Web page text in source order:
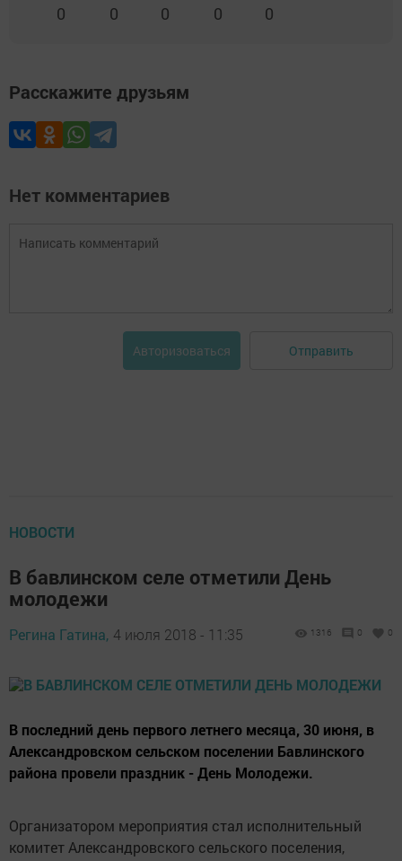
0 0 0 0 0
Расскажите друзьям
Нет комментариев
Авторизоваться Отправить
НОВОСТИ
В бавлинском селе отметили День
молодежи
Регина Гатина, 4 июля 2018 - 11:35 1316 0 0
В последний день первого летнего месяца, 30 июня, в
Александровском сельском поселении Бавлинского
района провели праздник - День Молодежи.
Организатором мероприятия стал исполнительный
комитет Александровского сельского поселения,